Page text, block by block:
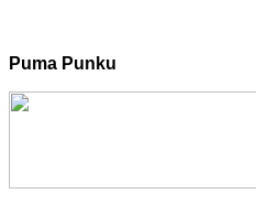
Puma Punku